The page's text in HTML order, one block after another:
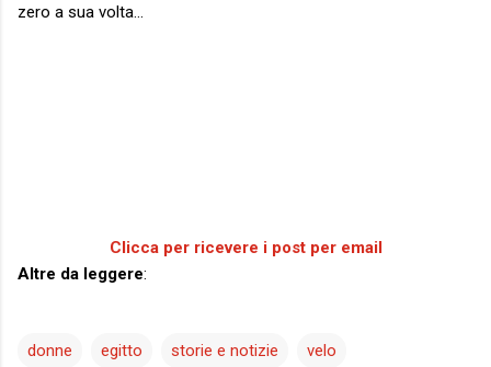
zero a sua volta...
Clicca per ricevere i post per email
Altre da leggere:
donne egitto storie e notizie velo